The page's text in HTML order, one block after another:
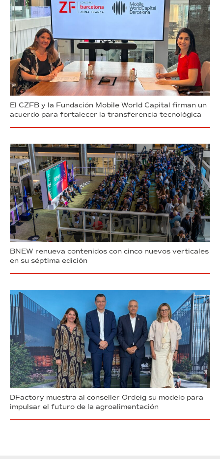
El CZFB y la Fundación Mobile World Capital firman un
acuerdo para fortalecer la transferencia tecnológica
BNEW renueva contenidos con cinco nuevos verticales
en su séptima edición
DFactory muestra al conseller Ordeig su modelo para
impulsar el futuro de la agroalimentación